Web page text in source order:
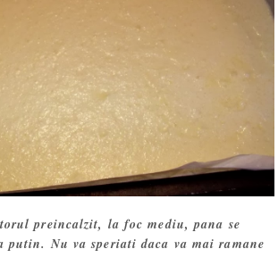
preincalzit, la foc mediu, pana se
putin. Nu va speriati daca va mai ramane